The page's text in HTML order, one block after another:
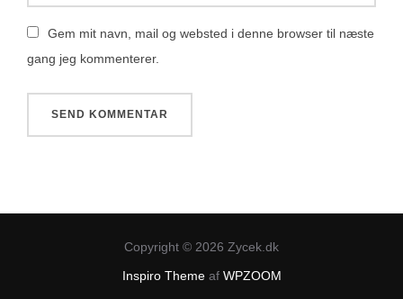
Gem mit navn, mail og websted i denne browser til næste
gang jeg kommenterer.
Copyright © 2026 Zycek.dk
Inspiro Themeaf WPZOOM